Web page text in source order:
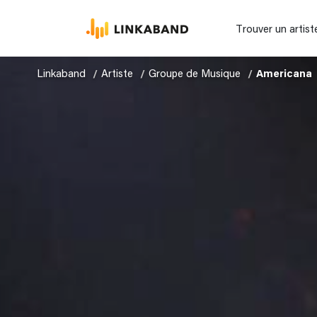
Trouver un
Linkaband Artiste Groupe de Musique Americana